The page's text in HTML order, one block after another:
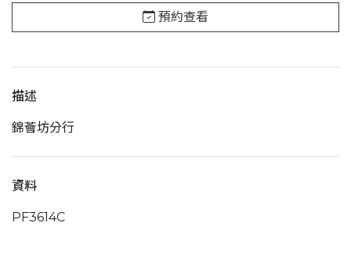
預約查看
描述
錦薈坊分行
資料
PF3614C